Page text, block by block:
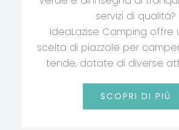
servizi di qualità?
IdeaLazise Camping offre
scelta di piazzole per
tende, dotate di diverse
SCOPRI DI PIÙ